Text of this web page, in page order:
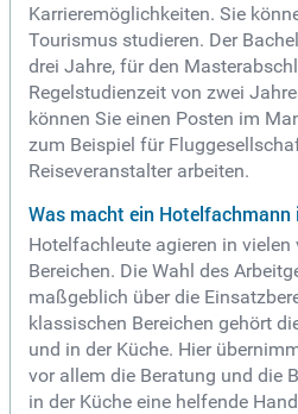
Karrieremöglichkeiten. Sie
Tourismus studieren. Der
drei Jahre, für den
Regelstudienzeit von zwei
können Sie einen Posten im
zum Beispiel für
Reiseveranstalter arbeiten.
Was macht ein Hotelfachmann
Hotelfachleute agieren in vielen
Bereichen. Die Wahl des
maßgeblich über die
klassischen Bereichen gehört
und in der Küche. Hier
vor allem die Beratung und die
in der Küche eine helfende